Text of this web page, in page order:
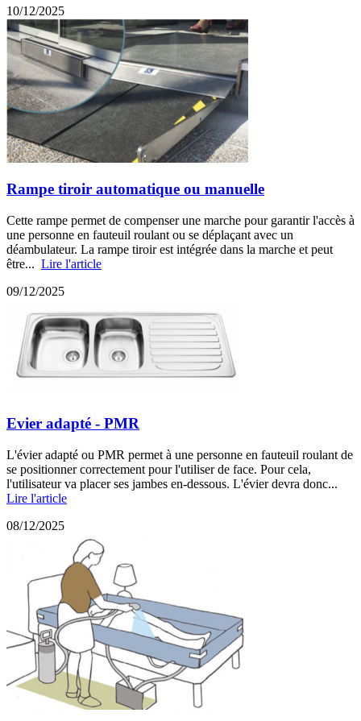
10/12/2025
Rampe tiroir automatique ou manuelle
Cette rampe permet de compenser une marche pour garantir l'accès à
une personne en fauteuil roulant ou se déplaçant avec un
déambulateur. La rampe tiroir est intégrée dans la marche et peut
être... Lire l'article
09/12/2025
Evier adapté - PMR
L'évier adapté ou PMR permet à une personne en fauteuil roulant de
se positionner correctement pour l'utiliser de face. Pour cela,
l'utilisateur va placer ses jambes en-dessous. L'évier devra donc...
Lire l'article
08/12/2025